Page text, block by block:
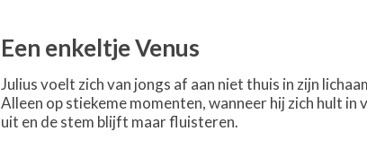
Een enkeltje Venus
Julius voelt zich van jongs af aan niet thuis in zijn
Alleen op stiekeme momenten, wanneer hij zich hult
uit en de stem blijft maar fluisteren.